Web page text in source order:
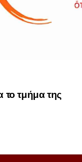
τμήμα της